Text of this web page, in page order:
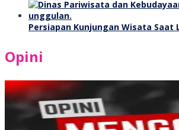
Persiapan Kunjungan Wisata
Opini